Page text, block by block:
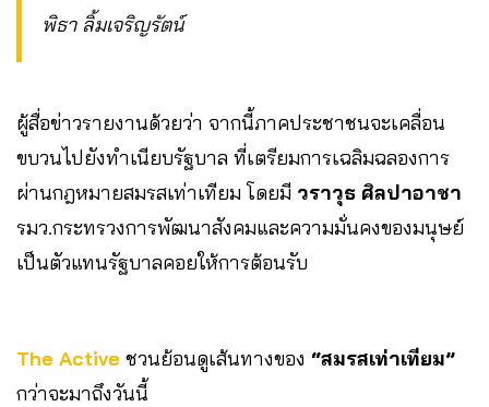
พิธา ลิ้มเจริญรัตน์
ผู้สื่อข่าวรายงานด้วยว่า จากนี้ภาคประชาชนจะเคลื่อน
ขบวนไปยังทำเนียบรัฐบาล ที่เตรียมการเฉลิมฉลองการ
ผ่านกฎหมายสมรสเท่าเทียม โดยมี วราวุธ ศิลปาอาชา
รมว.กระทรวงการพัฒนาสังคมและความมั่นคงของมนุษย์
เป็นตัวแทนรัฐบาลคอยให้การต้อนรับ
The Active ชวนย้อนดูเส้นทางของ “สมรสเท่าเทียม”
กว่าจะมาถึงวันนี้